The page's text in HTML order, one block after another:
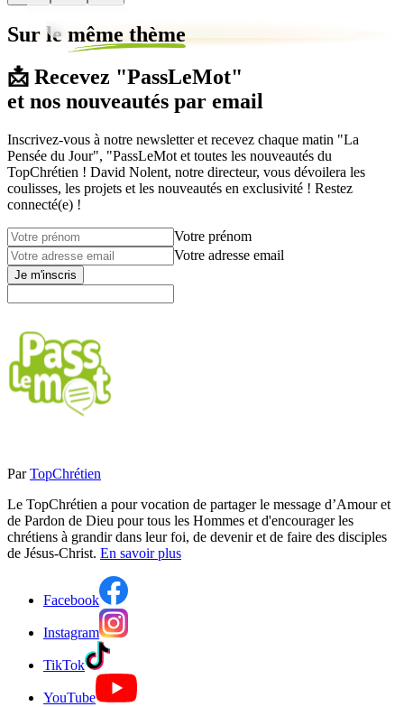
Sur le même thème
📩 Recevez "PassLeMot"
et nos nouveautés par email
Inscrivez-vous à notre newsletter et recevez chaque matin "La
Pensée du Jour", "PassLeMot et toutes les nouveautés du
TopChrétien ! David Nolent, notre directeur, vous dévoilera les
coulisses, les projets et les nouveautés en exclusivité ! Restez
connecté(e) !
Votre prénom
Votre adresse email
Je m'inscris
Par TopChrétien
Le TopChrétien a pour vocation de partager le message d’Amour et
de Pardon de Dieu pour tous les Hommes et d'encourager les
chrétiens à grandir dans leur foi, de devenir et de faire des disciples
de Jésus-Christ. En savoir plus
Facebook
Instagram
TikTok
YouTube